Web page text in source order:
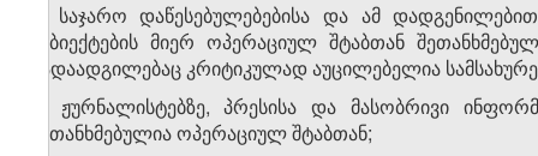
ბ) საჯარო დაწესებულებებისა და ამ
სუბიექტების მიერ ოპერაციულ შტაბთან
გადაადგილებაც კრიტიკულად აუცილებელია
გ) ჟურნალისტებზე, პრესისა და მასობრივი
შეთანხმებულია ოპერაციულ შტაბთან;